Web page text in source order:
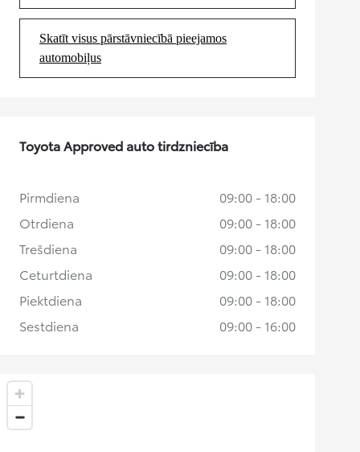
Skatīt visus pārstāvniecībā pieejamos
automobiļus
Toyota Approved auto tirdzniecība
Pirmdiena
09:00 - 18:00
Otrdiena
09:00 - 18:00
Trešdiena
09:00 - 18:00
Ceturtdiena
09:00 - 18:00
Piektdiena
09:00 - 18:00
Sestdiena
09:00 - 16:00